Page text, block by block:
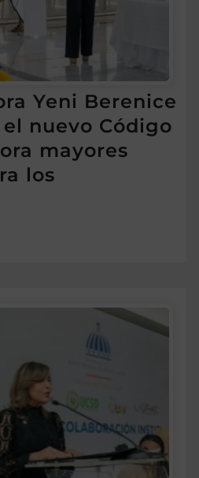
Yeni Berenice
nuevo Código
mayores
los